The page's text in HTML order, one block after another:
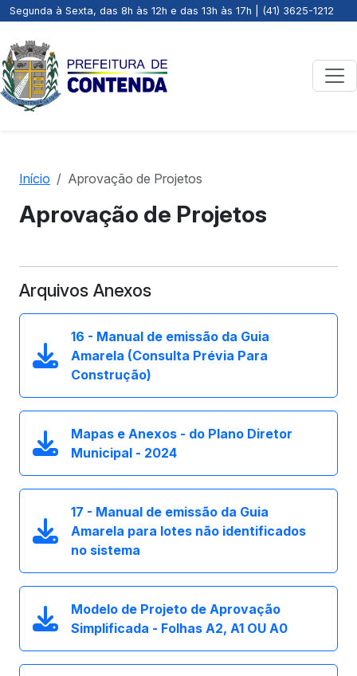
Segunda à Sexta, das 8h às 12h e das 13h às 17h | (41) 3625-1212
Início Aprovação de Projetos
Aprovação de Projetos
Arquivos Anexos
16 - Manual de emissão da Guia
Amarela (Consulta Prévia Para
Construção)
Mapas e Anexos - do Plano Diretor
Municipal - 2024
17 - Manual de emissão da Guia
Amarela para lotes não identificados
no sistema
Modelo de Projeto de Aprovação
Simplificada - Folhas A2, A1 OU A0